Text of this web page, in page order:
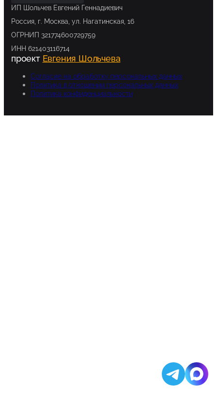
ИП Шольчев Евгений Геннадиевич
Россия, г. Москва, ул. Нагатинская, 16
ОГРНИП 321774600729759
ИНН 621403116714
проект Евгения Шольчева
Согласие на обработку персональных данных
Политика в отношении персональных данных
Политика конфиденциальности